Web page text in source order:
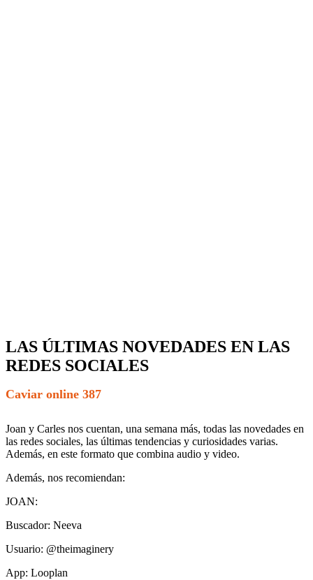
LAS ÚLTIMAS NOVEDADES EN LAS
REDES SOCIALES
Caviar online 387
Joan y Carles nos cuentan, una semana más, todas las novedades en
las redes sociales, las últimas tendencias y curiosidades varias.
Además, en este formato que combina audio y video.
Además, nos recomiendan:
JOAN:
Buscador: Neeva
Usuario: @theimaginery
App: Looplan